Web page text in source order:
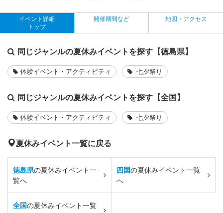
イベント詳細
トップ
開催期間など 地図・アクセス
同じジャンルの夏休みイベントを探す【徳島県】
体験イベント・アクティビティ 七夕祭り
同じジャンルの夏休みイベントを探す【全国】
体験イベント・アクティビティ 七夕祭り
夏休みイベント一覧に戻る
徳島県の夏休みイベント一
覧へ
四国の夏休みイベント一覧
へ
全国の夏休みイベント一覧